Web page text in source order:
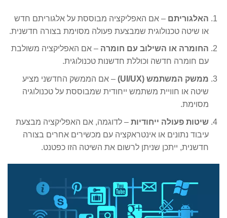
האלגוריתם – אם האפליקציה מבוססת על אלגוריתם חדש
או שיטה טכנולוגית שמבצעת פעולה מסוימת בצורה חדשנית.
החומרה או השילוב עם חומרה – אם האפליקציה משולבת
עם חומרה חדשה וכוללת חדשנות טכנולוגית.
ממשק המשתמש (UI/UX)
– אם הממשק החדשני מציע
שיטה או חוויית משתמש ייחודית שמבוססת על טכנולוגיה
מסוימת.
שיטות פעולה ייחודיות– לדוגמה, אם האפליקציה מבצעת
עיבוד נתונים או אינטראקציה עם מכשירים אחרים בצורה
חדשנית, ייתכן שניתן לרשום את השיטה הזו כפטנט.